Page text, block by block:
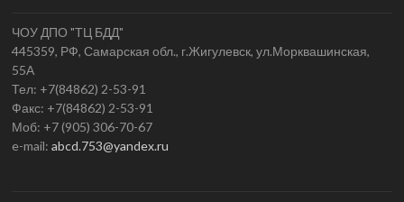
ЧОУ ДПО "ТЦ БДД"
445359, РФ, Самарская обл., г.Жигулевск, ул.Морквашинская,
55А
Тел: +7(84862) 2-53-91
Факс: +7(84862) 2-53-91
Моб: +7 (905) 306-70-67
e-mail:abcd.753@yandex.ru